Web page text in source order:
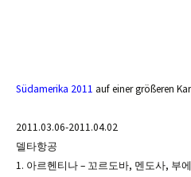
Südamerika 2011 auf einer größeren
2011.03.06-2011.04.02
델타항공
1. 아르헨티나 – 꼬르도바, 멘도사, 부